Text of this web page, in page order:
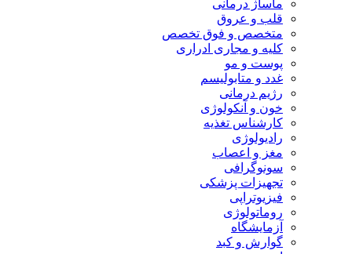
ماساژ درمانی
قلب و عروق
متخصص و فوق تخصص
کلیه و مجاری ادراری
پوست و مو
غدد و متابولیسم
رژیم درمانی
خون و آنکولوژی
کارشناس تغذیه
رادیولوژی
مغز و اعصاب
سونوگرافی
تجهیزات پزشکی
فیزیوتراپی
روماتولوژی
آزمایشگاه
گوارش و کبد